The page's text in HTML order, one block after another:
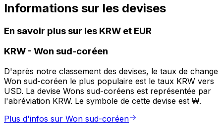
Informations sur les devises
En savoir plus sur les KRW et EUR
KRW - Won sud-coréen
D'après notre classement des devises, le taux de change
Won sud-coréen le plus populaire est le taux KRW vers
USD. La devise Wons sud-coréens est représentée par
l'abréviation KRW. Le symbole de cette devise est ₩.
Plus d'infos sur Won sud-coréen